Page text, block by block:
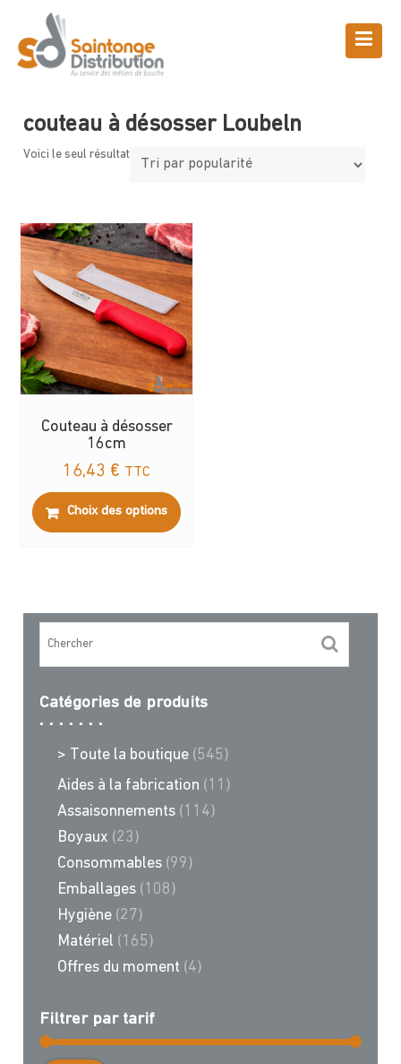
content
Boutique
couteau à désosser Loubeln
Voici le seul résultat
Couteau à désosser
16cm
16,43 € TTC
Choix des options
produit
Les
choisies
page
du
produit
Catégories de produits
> Toute la boutique (545)
Aides à la fabrication (11)
Assaisonnements (114)
Boyaux (23)
Consommables (99)
Emballages (108)
Hygiène (27)
Matériel (165)
Offres du moment (4)
Filtrer par tarif